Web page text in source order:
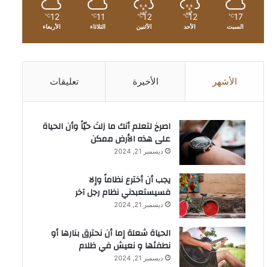
17
℃
السبت
12
℃
الأحد
12
℃
الأثنين
11
℃
الثلاثاء
12
℃
الأربعاء
الأشهر الأخيرة تعليقات
‫اصرخ لتعلم أنك ما زلتَ حيّاً وأن الحياة
على هذه الأرض ممكن
ديسمبر 21, 2024
يجب أن أخترع نظاماً وإلا
فسيستعبدني نظام رجل آخر
ديسمبر 21, 2024
الحياة شعلة إما أن نحترق بنارها أو
نطفئها و نعيش في ظلام
ديسمبر 21, 2024